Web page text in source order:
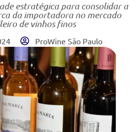
estratégica para consolidar a
da importadora no mercado
de vinhos finos
ProWine São Paulo